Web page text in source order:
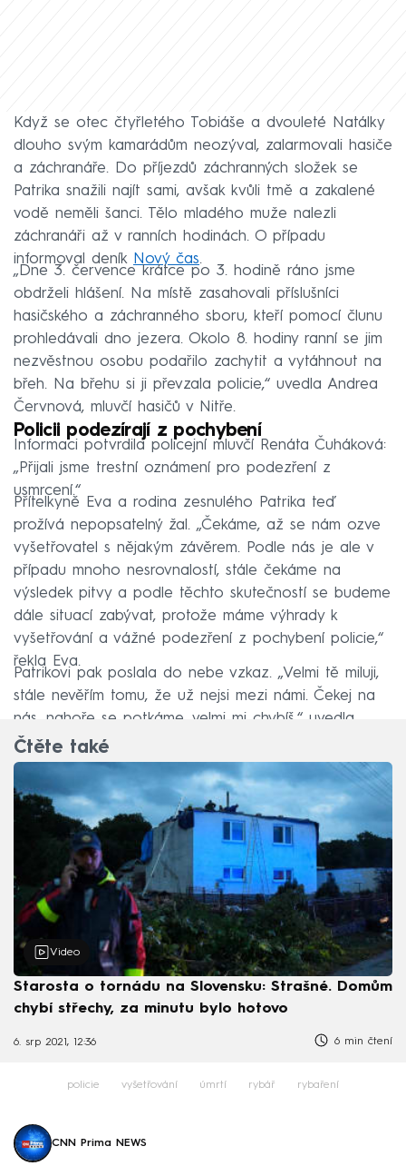
Když se otec čtyřletého Tobiáše a dvouleté Natálky
dlouho svým kamarádům neozýval, zalarmovali hasiče
a záchranáře. Do příjezdů záchranných složek se
Patrika snažili najít sami, avšak kvůli tmě a zakalené
vodě neměli šanci. Tělo mladého muže nalezli
záchranáři až v ranních hodinách. O případu
informoval deník Nový čas.
„Dne 3. července krátce po 3. hodině ráno jsme
obdrželi hlášení. Na místě zasahovali příslušníci
hasičského a záchranného sboru, kteří pomocí člunu
prohledávali dno jezera. Okolo 8. hodiny ranní se jim
nezvěstnou osobu podařilo zachytit a vytáhnout na
břeh. Na břehu si ji převzala policie,“ uvedla Andrea
Červnová, mluvčí hasičů v Nitře.
Policii podezírají z pochybení
Informaci potvrdila policejní mluvčí Renáta Čuháková:
„Přijali jsme trestní oznámení pro podezření z
usmrcení.“
Přítelkyně Eva a rodina zesnulého Patrika teď
prožívá nepopsatelný žal. „Čekáme, až se nám ozve
vyšetřovatel s nějakým závěrem. Podle nás je ale v
případu mnoho nesrovnalostí, stále čekáme na
výsledek pitvy a podle těchto skutečností se budeme
dále situací zabývat, protože máme výhrady k
vyšetřování a vážné podezření z pochybení policie,“
řekla Eva.
Patrikovi pak poslala do nebe vzkaz. „Velmi tě miluji,
stále nevěřím tomu, že už nejsi mezi námi. Čekej na
nás, nahoře se potkáme, velmi mi chybíš,“ uvedla.
Čtěte také
Video
Starosta o tornádu na Slovensku: Strašné. Domům
chybí střechy, za minutu bylo hotovo
6. srp 2021, 12:36 6 min čtení
policie vyšetřování úmrtí rybář rybaření
CNN Prima NEWS